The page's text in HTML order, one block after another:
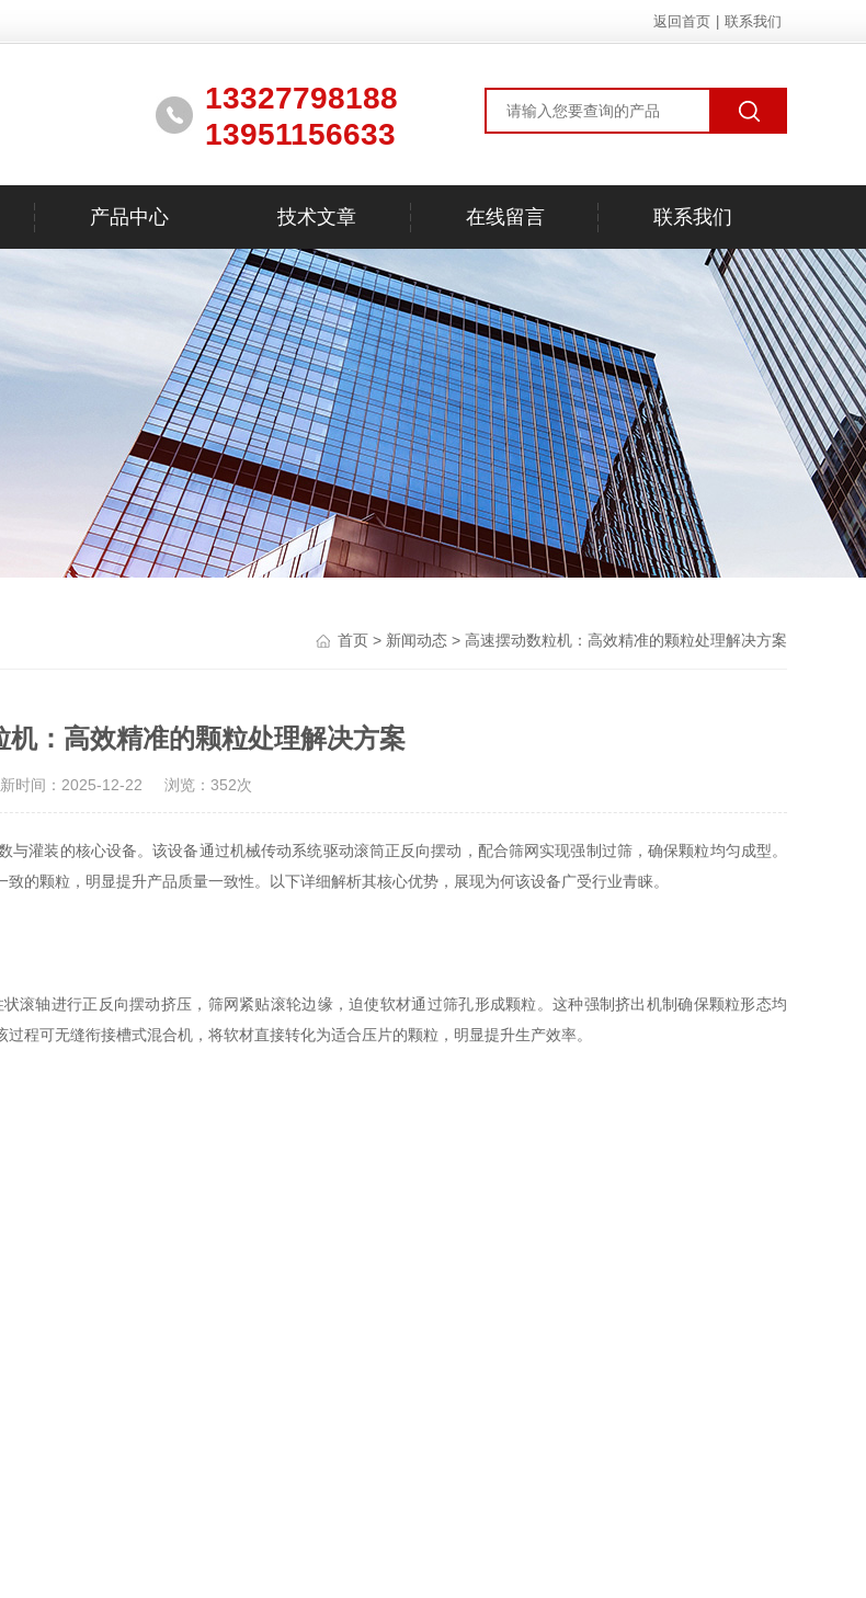
返回首页 联系我们
13327798188
13951156633
产品中心 技术文章 在线留言 联系我们
首页 > 新闻动态 > 高速摆动数粒机：高效精准的颗粒处理解决方案
机：高效精准的颗粒处理解决方案
时间：2025-12-22 浏览：352次
装的核心设备。该设备通过机械传动系统驱动滚筒正反向摆动，配合筛网实现强制过筛，确保颗粒均匀成型。
的颗粒，明显提升产品质量一致性。以下详细解析其核心优势，展现为何该设备广受行业青睐。
轴进行正反向摆动挤压，筛网紧贴滚轮边缘，迫使软材通过筛孔形成颗粒。这种强制挤出机制确保颗粒形态均
程可无缝衔接槽式混合机，将软材直接转化为适合压片的颗粒，明显提升生产效率。